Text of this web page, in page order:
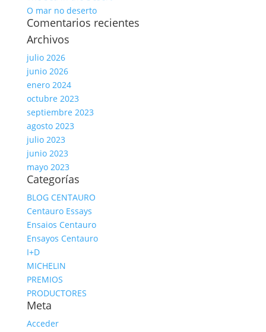
O mar no deserto
Comentarios recientes
Archivos
julio 2026
junio 2026
enero 2024
octubre 2023
septiembre 2023
agosto 2023
julio 2023
junio 2023
mayo 2023
Categorías
BLOG CENTAURO
Centauro Essays
Ensaios Centauro
Ensayos Centauro
I+D
MICHELIN
PREMIOS
PRODUCTORES
Meta
Acceder